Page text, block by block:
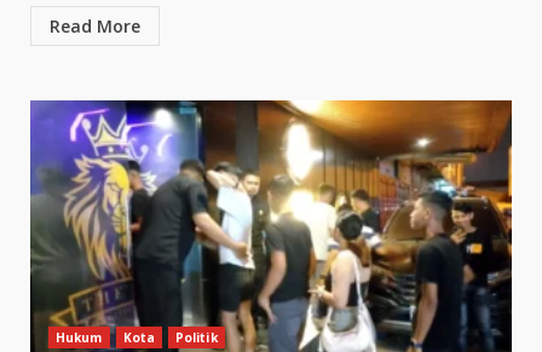
Read More
Hukum Kota Politik